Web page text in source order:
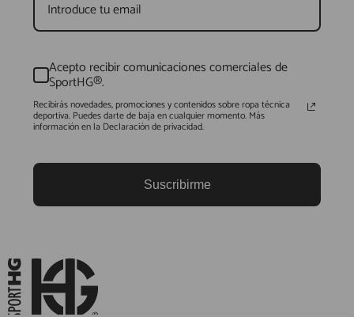
Acepto recibir comunicaciones comerciales de
SportHG®.
Recibirás novedades, promociones y contenidos sobre ropa técnica
deportiva. Puedes darte de baja en cualquier momento. Más
información en la Declaración de privacidad.
Suscribirme